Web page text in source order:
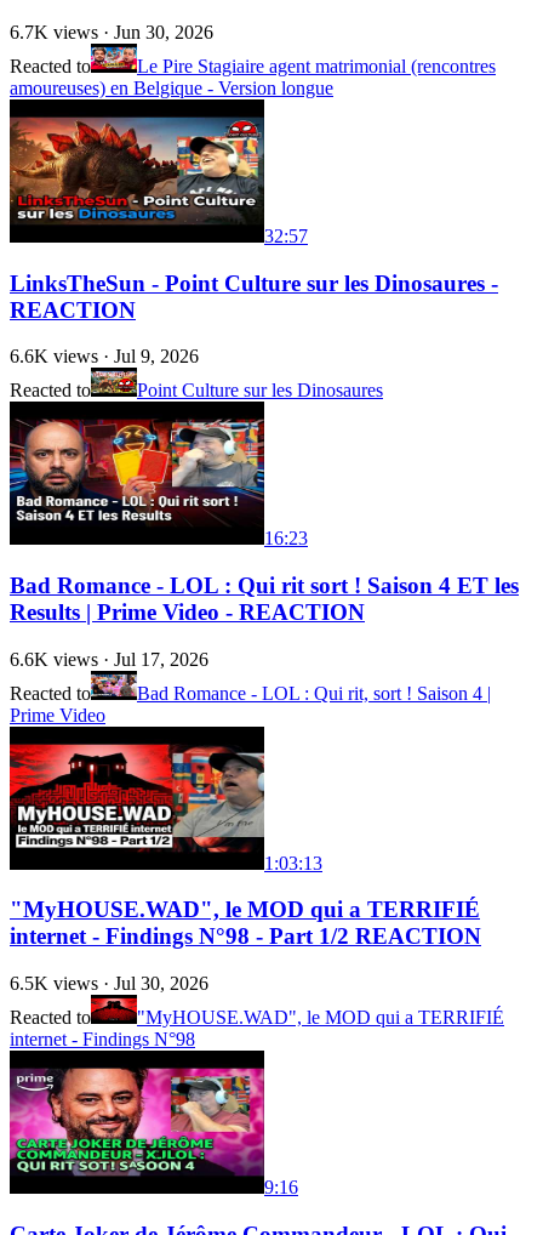
6.7K views · Jun 30, 2026
Reacted to
Le Pire Stagiaire agent matrimonial (rencontres
amoureuses) en Belgique - Version longue
32:57
LinksTheSun - Point Culture sur les Dinosaures -
REACTION
6.6K views · Jul 9, 2026
Reacted to
Point Culture sur les Dinosaures
16:23
Bad Romance - LOL : Qui rit sort ! Saison 4 ET les
Results | Prime Video - REACTION
6.6K views · Jul 17, 2026
Reacted to
Bad Romance - LOL : Qui rit, sort ! Saison 4 |
Prime Video
1:03:13
"MyHOUSE.WAD", le MOD qui a TERRIFIÉ
internet - Findings N°98 - Part 1/2 REACTION
6.5K views · Jul 30, 2026
Reacted to
"MyHOUSE.WAD", le MOD qui a TERRIFIÉ
internet - Findings N°98
9:16